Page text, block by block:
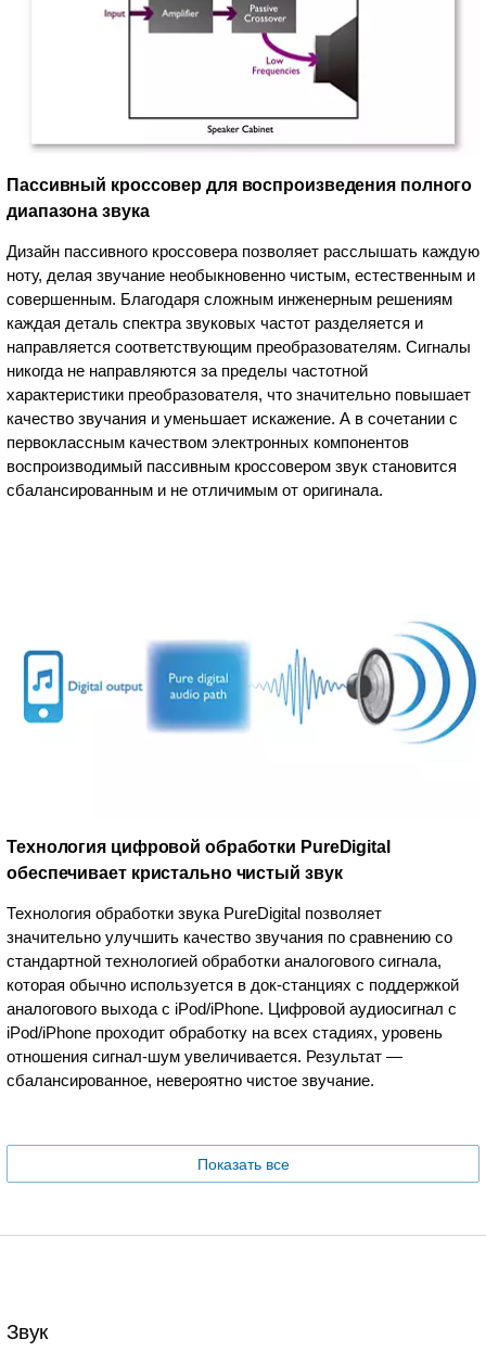
Пассивный кроссовер для воспроизведения полного
диапазона звука
Дизайн пассивного кроссовера позволяет расслышать каждую
ноту, делая звучание необыкновенно чистым, естественным и
совершенным. Благодаря сложным инженерным решениям
каждая деталь спектра звуковых частот разделяется и
направляется соответствующим преобразователям. Сигналы
никогда не направляются за пределы частотной
характеристики преобразователя, что значительно повышает
качество звучания и уменьшает искажение. А в сочетании с
первоклассным качеством электронных компонентов
воспроизводимый пассивным кроссовером звук становится
сбалансированным и не отличимым от оригинала.
Технология цифровой обработки PureDigital
обеспечивает кристально чистый звук
Технология обработки звука PureDigital позволяет
значительно улучшить качество звучания по сравнению со
стандартной технологией обработки аналогового сигнала,
которая обычно используется в док-станциях с поддержкой
аналогового выхода с iPod/iPhone. Цифровой аудиосигнал с
iPod/iPhone проходит обработку на всех стадиях, уровень
отношения сигнал-шум увеличивается. Результат —
сбалансированное, невероятно чистое звучание.
Показать все
Звук